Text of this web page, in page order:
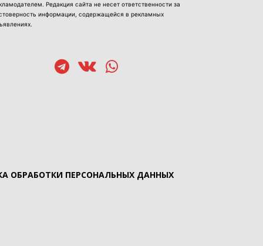
Редакция сайта не несет ответственности за
информации, содержащейся в рекламных
ОБРАБОТКИ ПЕРСОНАЛЬНЫХ ДАННЫХ